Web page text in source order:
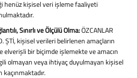
henüz kişisel veri işleme faaliyeti
Sınırlı ve Ölçülü Olma:ÖZCANLAR
ŞTİ, kişisel verileri belirlenen amaçların
bir biçimde işlemekte ve amacın
olmayan veya ihtiyaç duyulmayan kişisel